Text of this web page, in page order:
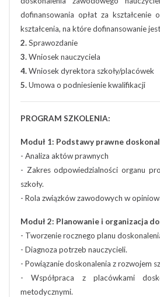
dofinansowania opłat za kształcenie
kształcenia, na które dofinansowanie
2.Sprawozdanie
3.Wniosek nauczyciela
4.Wniosek dyrektora szkoły/placówek
5.Umowa o podniesienie kwalifikacji
PROGRAM SZKOLENIA:
Moduł 1: Podstawy prawne
- Analiza aktów prawnych
- Zakres odpowiedzialności organu
szkoły.
- Rola związków zawodowych w
Moduł 2: Planowanie i organizacja
- Tworzenie rocznego planu
- Diagnoza potrzeb nauczycieli.
- Powiązanie doskonalenia z rozwojem
- Współpraca z placówkami
metodycznymi.